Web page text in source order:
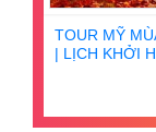
TOUR MỸ
| LỊCH KHỞI